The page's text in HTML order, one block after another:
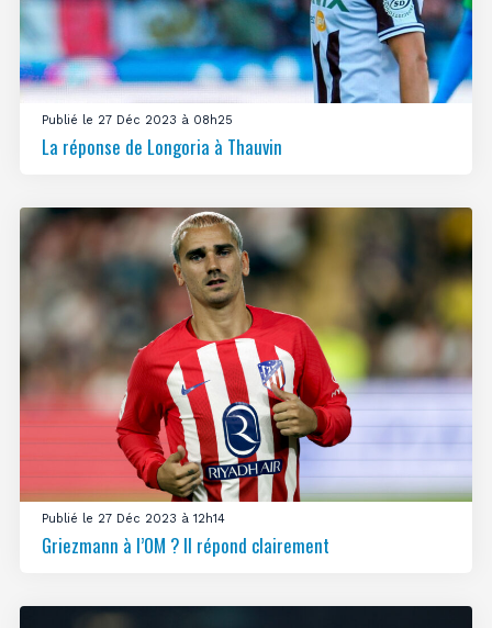
Publié le 27 Déc 2023 à 08h25
La réponse de Longoria à Thauvin
Publié le 27 Déc 2023 à 12h14
Griezmann à l’OM ? Il répond clairement